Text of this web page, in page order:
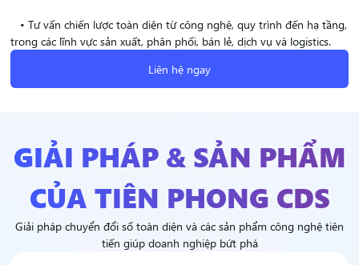
• Tư vấn chiến lược toàn diện từ công nghệ, quy trình đến hạ tầng,
trong các lĩnh vực sản xuất, phân phối, bán lẻ, dịch vụ và logistics.
Liên hệ ngay
GIẢI PHÁP & SẢN PHẨM
CỦA TIÊN PHONG CDS
Giải pháp chuyển đổi số toàn diện và các sản phẩm công nghệ tiên
tiến giúp doanh nghiệp bứt phá